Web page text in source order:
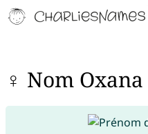
♀ Nom Oxana